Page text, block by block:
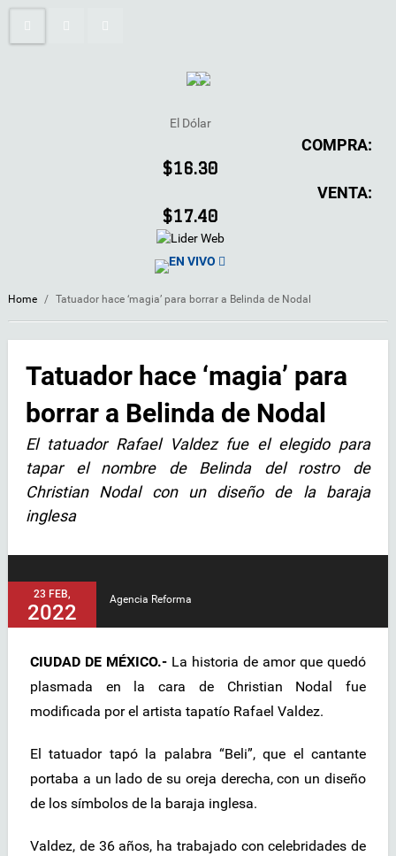
El Dólar
COMPRA:
$16.30
VENTA:
$17.40
EN VIVO
Home / Tatuador hace ‘magia’ para borrar a Belinda de Nodal
Tatuador hace ‘magia’ para
borrar a Belinda de Nodal
El tatuador Rafael Valdez fue el elegido para
tapar el nombre de Belinda del rostro de
Christian Nodal con un diseño de la baraja
inglesa
23 FEB,
2022
Agencia Reforma
CIUDAD DE MÉXICO.- La historia de amor que quedó
plasmada en la cara de Christian Nodal fue
modificada por el artista tapatío Rafael Valdez.
El tatuador tapó la palabra “Beli”, que el cantante
portaba a un lado de su oreja derecha, con un diseño
de los símbolos de la baraja inglesa.
Valdez, de 36 años, ha trabajado con celebridades de